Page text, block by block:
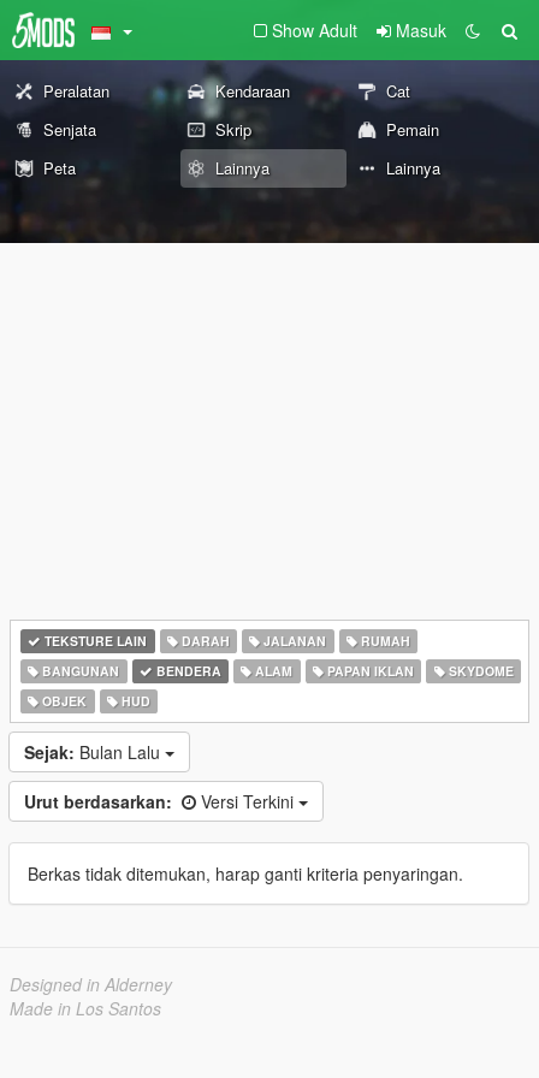
Show Adult Masuk
Peralatan Kendaraan
Cat
Senjata
Skrip
Pemain
Peta
Lainnya Lainnya
TEKSTURE LAIN DARAH JALANAN
RUMAH
BANGUNAN
BENDERA ALAM PAPAN IKLAN
SKYDOME
OBJEK
HUD
Sejak: Bulan Lalu
Urut berdasarkan: Versi Terkini
Berkas tidak ditemukan, harap ganti kriteria penyaringan.
Designed in Alderney
Made in Los Santos